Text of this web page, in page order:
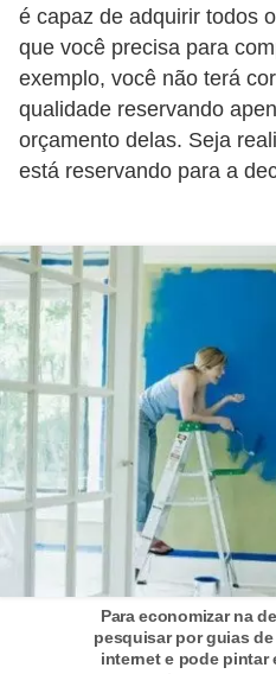
é capaz de adquirir todos
que você precisa para
exemplo, você não terá
qualidade reservando
orçamento delas. Seja
está reservando para a
Para economizar na
pesquisar por guias
internet e pode pintar
n
a
n
e
a
s
C
â
m
b
i